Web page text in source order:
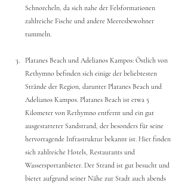
Schnorcheln, da sich nahe der Felsformationen
zahlreiche Fische und andere Meeresbewohner
tummeln.
Platanes Beach und Adelianos Kampos: Östlich von
Rethymno befinden sich einige der beliebtesten
Strände der Region, darunter Platanes Beach und
Adelianos Kampos. Platanes Beach ist etwa 5
Kilometer von Rethymno entfernt und ein gut
ausgestatteter Sandstrand, der besonders für seine
hervorragende Infrastruktur bekannt ist. Hier finden
sich zahlreiche Hotels, Restaurants und
Wassersportanbieter. Der Strand ist gut besucht und
bietet aufgrund seiner Nähe zur Stadt auch abends